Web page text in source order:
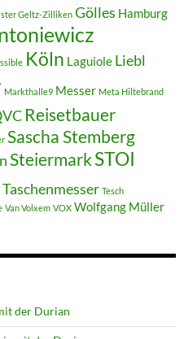
Geltz-Zilliken Gölles Hamburg
Köln Laguiole Liebl
Markthalle9 Messer Meta Hiltebrand
Reisetbauer
Sascha Stemberg
SteiermarkSTOI
Taschenmesser Tesch
Van Volxem VOX Wolfgang Müller
der Durian